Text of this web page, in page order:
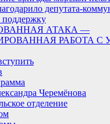
депутата-
поддержку
АТАКА —
РАБОТА С
Черемёнова
отделение